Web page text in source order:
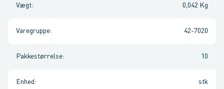
Vægt: 0,042 Kg
Varegruppe: 42-7020
Pakkestørrelse: 10
Enhed : stk